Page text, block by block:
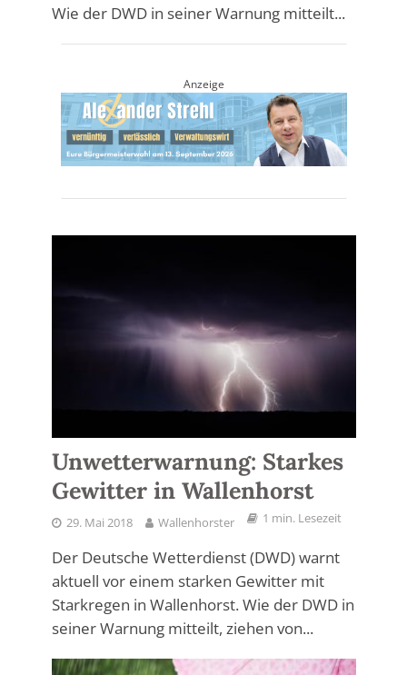
Wie der DWD in seiner Warnung mitteilt...
Anzeige
Unwetterwarnung: Starkes
Gewitter in Wallenhorst
29. Mai 2018 Wallenhorster 1 min. Lesezeit
Der Deutsche Wetterdienst (DWD) warnt
aktuell vor einem starken Gewitter mit
Starkregen in Wallenhorst. Wie der DWD in
seiner Warnung mitteilt, ziehen von...